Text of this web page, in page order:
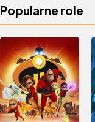
Popularne role